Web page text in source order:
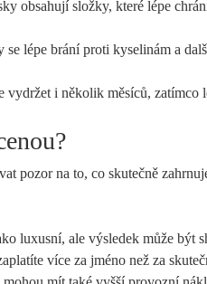
obsahují složky, které lépe
lépe brání proti kyselinám a
i několik měsíců, zatímco
pozor na to, co skutečně
luxusní, ale výsledek může být
více za jméno než za